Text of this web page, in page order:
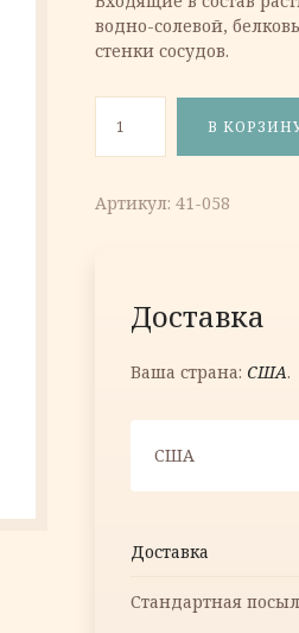
17.15 €.
водно-солевой,
стенки сосудов.
В
Артикул: 41-058
Доставка
Ваша страна: США.
США
Доставка
Стандартная